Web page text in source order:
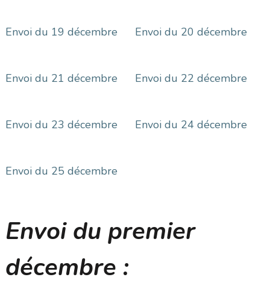
Envoi du 19 décembre Envoi du 20 décembre
Envoi du 21 décembre Envoi du 22 décembre
Envoi du 23 décembre Envoi du 24 décembre
Envoi du 25 décembre
Envoi du premier
décembre :